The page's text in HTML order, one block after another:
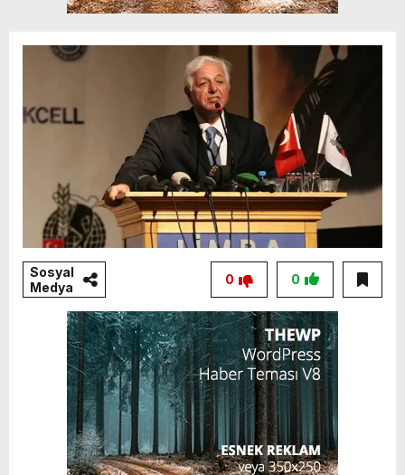
Sosyal
Medya
0
0